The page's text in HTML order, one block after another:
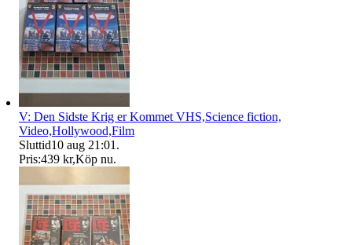
V: Den Sidste Krig er Kommet VHS,Science fiction,
Video,Hollywood,Film
Sluttid10 aug 21:01 .
Pris:439 kr,Köp nu.